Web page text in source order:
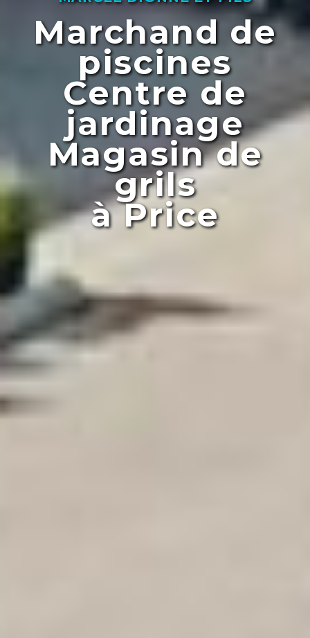
Marchand de
piscines
Centre de
jardinage
Magasin de
grils
à Price